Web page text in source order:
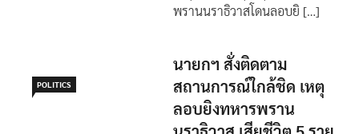
พรานนราธิวาสโดนลอบยิ […]
POLITICS
นายกฯ สั่งติดตาม
สถานการณ์ใกล้ชิด เหตุ
ลอบยิงทหารพราน